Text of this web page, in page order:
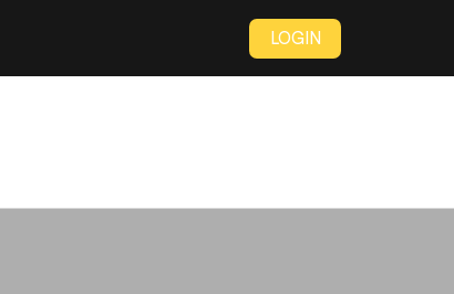
LOGIN